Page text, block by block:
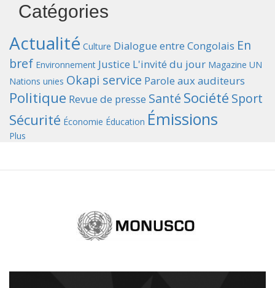
Catégories
Actualité Culture Dialogue entre Congolais En
bref Environnement Justice L'invité du jour Magazine UN
Nations unies Okapi service Parole aux auditeurs
Politique Revue de presse Santé Société Sport
Sécurité Économie Éducation Émissions
Plus